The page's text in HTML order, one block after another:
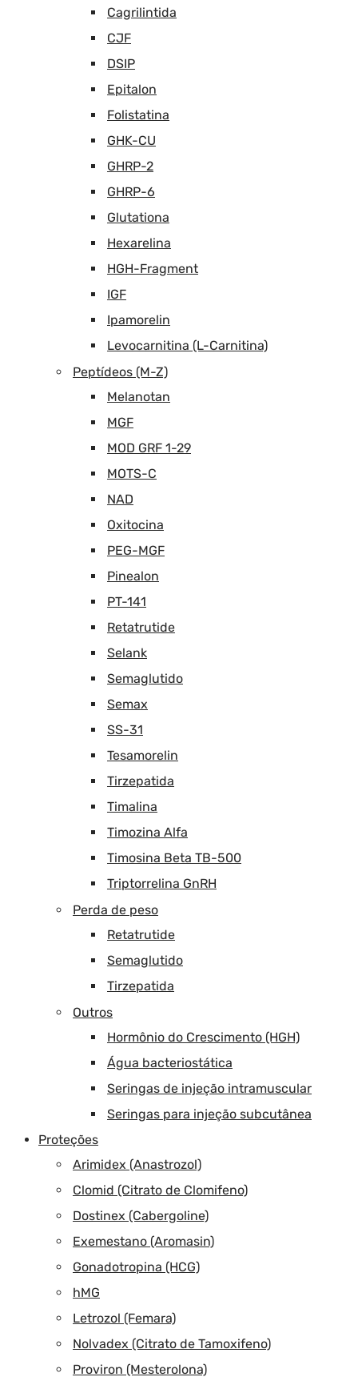
Cagrilintida
CJF
DSIP
Epitalon
Folistatina
GHK-CU
GHRP-2
GHRP-6
Glutationa
Hexarelina
HGH-Fragment
IGF
Ipamorelin
Levocarnitina (L-Carnitina)
Peptídeos (M-Z)
Melanotan
MGF
MOD GRF 1-29
MOTS-C
NAD
Oxitocina
PEG-MGF
Pinealon
PT-141
Retatrutide
Selank
Semaglutido
Semax
SS-31
Tesamorelin
Tirzepatida
Timalina
Timozina Alfa
Timosina Beta TB-500
Triptorrelina GnRH
Perda de peso
Retatrutide
Semaglutido
Tirzepatida
Outros
Hormônio do Crescimento (HGH)
Água bacteriostática
Seringas de injeção intramuscular
Seringas para injeção subcutânea
Proteções
Arimidex (Anastrozol)
Clomid (Citrato de Clomifeno)
Dostinex (Cabergoline)
Exemestano (Aromasin)
Gonadotropina (HCG)
hMG
Letrozol (Femara)
Nolvadex (Citrato de Tamoxifeno)
Proviron (Mesterolona)